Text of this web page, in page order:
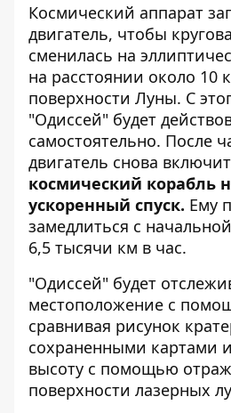
Космический аппарат
двигатель, чтобы
сменилась на
на расстоянии около 10
поверхности Луны. С
"Одиссей" будет
самостоятельно. После
двигатель снова
космический корабль
ускоренный спуск. Ему
замедлиться с
6,5 тысячи км в час.
"Одиссей" будет
местоположение с
сравнивая рисунок
сохраненными картами
высоту с помощью
поверхности лазерных